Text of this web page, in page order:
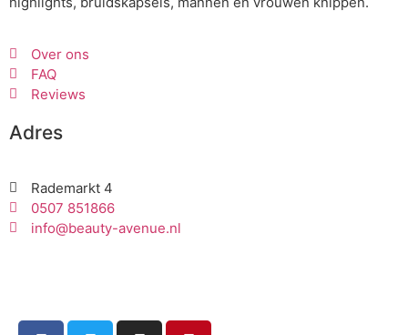
Over ons
FAQ
Reviews
Adres
Rademarkt 4
0507 851866
info@beauty-avenue.nl